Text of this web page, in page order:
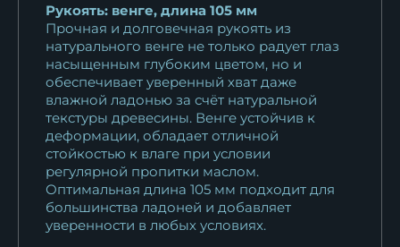
Рукоять: венге, длина 105 мм
Прочная и долговечная рукоять из
натурального венге не только радует глаз
насыщенным глубоким цветом, но и
обеспечивает уверенный хват даже
влажной ладонью за счёт натуральной
текстуры древесины. Венге устойчив к
деформации, обладает отличной
стойкостью к влаге при условии
регулярной пропитки маслом.
Оптимальная длина 105 мм подходит для
большинства ладоней и добавляет
уверенности в любых условиях.